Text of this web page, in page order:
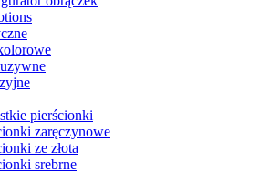
pierścionki
zaręczynowe
ze złota
srebrne